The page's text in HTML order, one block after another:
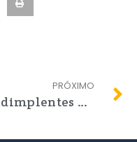
PRÓXIMO
Inadimplentes entrarão em dívida ativa